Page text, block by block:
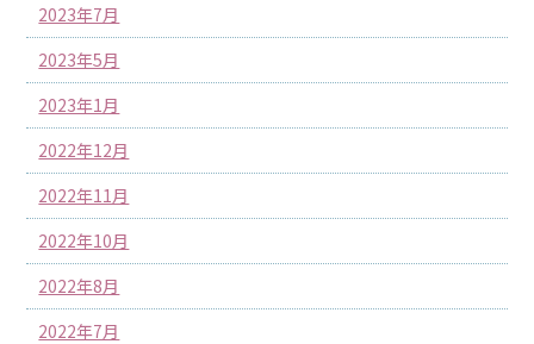
2023年7月
2023年5月
2023年1月
2022年12月
2022年11月
2022年10月
2022年8月
2022年7月